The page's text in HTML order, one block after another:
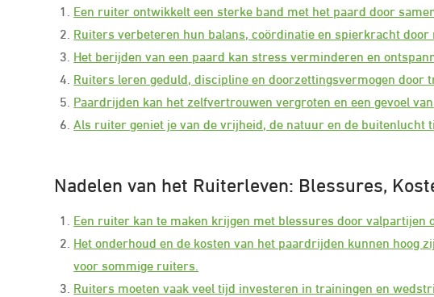
Een ruiter ontwikkelt een sterke band met het paard door
Ruiters verbeteren hun balans, coördinatie en spierkracht door
Het berijden van een paard kan stress verminderen en
Ruiters leren geduld, discipline en doorzettingsvermogen door
Paardrijden kan het zelfvertrouwen vergroten en een gevoel
Als ruiter geniet je van de vrijheid, de natuur en de buitenlucht
Nadelen van het Ruiterleven: Blessures,
Een ruiter kan te maken krijgen met blessures door valpartijen
Het onderhoud en de kosten van het paardrijden kunnen hoog
voor sommige ruiters.
Ruiters moeten vaak veel tijd investeren in trainingen en